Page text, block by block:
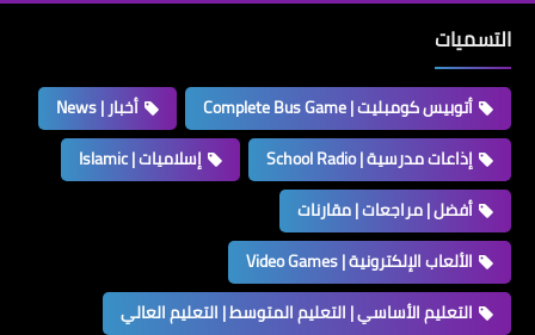
التسميات
أتوبيس كومبليت | Complete Bus Game
أخبار | News
إذاعات مدرسية | School Radio
إسلاميات | Islamic
أفضل | مراجعات | مقارنات
الألعاب الإلكترونية | Video Games
التعليم الأساسي | التعليم المتوسط | التعليم العالي